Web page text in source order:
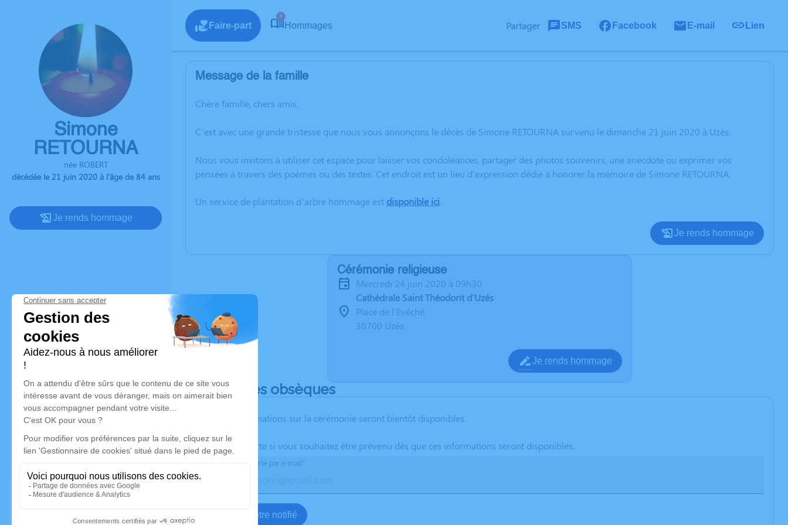
Simone
RETOURNA
née ROBERT
décédée le 21 juin 2020 à l'âge de 84 ans
Je rends hommage
Faire-part
4
Hommages Partager SMS Facebook E-mail Lien
Message de la famille
Chère famille, chers amis,
C’est avec une grande tristesse que nous vous annonçons le décès de Simone RETOURNA survenu le dimanche 21 juin 2020 à Uzès.
Nous vous invitons à utiliser cet espace pour laisser vos condoléances, partager des photos souvenirs, une anecdote ou exprimer vos
pensées à travers des poèmes ou des textes. Cet endroit est un lieu d'expression dédié à honorer la mémoire de Simone RETOURNA.
Un service de plantation d’arbre hommage est disponible ici.
Je rends hommage
Cérémonie religieuse
mercredi 24 juin 2020 à 09h30
Cathédrale Saint Théodorit d'Uzès
Place de l'Evêché
30700 Uzès
Je rends hommage
Déroulé des obsèques
Les informations sur la cérémonie seront bientôt disponibles.
Activez une alerte si vous souhaitez être prévenu dès que ces informations seront disponibles.
Recevoir une alerte par e-mail*
Je veux être notifié